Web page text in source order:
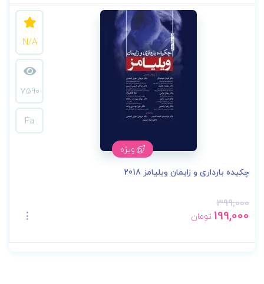
ویژه
N/A
7590
Fa
چکیده بارداری و زایمان ویلیامز 2018
399,000
199,000 تومان